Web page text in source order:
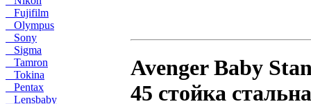
Fujifilm
Olympus
Sony
Sigma
Tamron
Tokina
Pentax
Lensbaby
Avenger Baby
45 стойка